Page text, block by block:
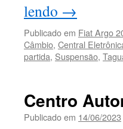
lendo →
Publicado em Fiat Argo
Câmbio, Central
partida, Suspensão,
Centro
Publicado em 14/06/2023